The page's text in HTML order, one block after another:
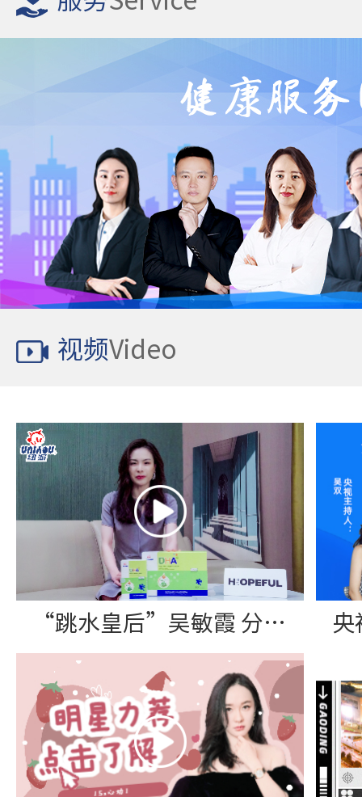
视频Video
“跳水皇后”吴敏霞 分享纽派DHA藻油软胶囊